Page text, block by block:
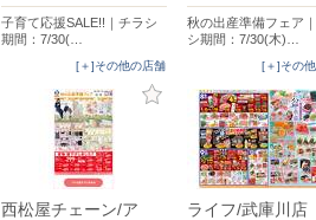
子育て応援SALE!!｜チラシ
期間：7/30(…
[＋]その他の店舗
秋の出産準備フェア
シ期間：7/30(木)…
[＋]その
西松屋チェーン/ア
ライフ/武庫川店